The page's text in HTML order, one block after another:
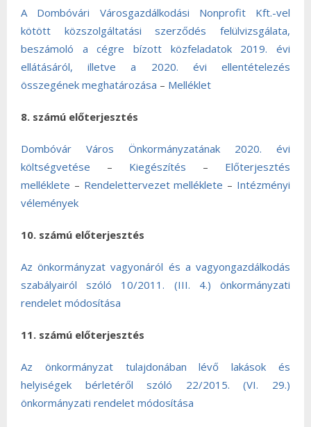
A Dombóvári Városgazdálkodási Nonprofit Kft.-vel
kötött közszolgáltatási szerződés felülvizsgálata,
beszámoló a cégre bízott közfeladatok 2019. évi
ellátásáról, illetve a 2020. évi ellentételezés
összegének meghatározása – Melléklet
8. számú előterjesztés
Dombóvár Város Önkormányzatának 2020. évi
költségvetése – Kiegészítés – Előterjesztés
melléklete – Rendelettervezet melléklete – Intézményi
vélemények
10. számú előterjesztés
Az önkormányzat vagyonáról és a vagyongazdálkodás
szabályairól szóló 10/2011. (III. 4.) önkormányzati
rendelet módosítása
11. számú előterjesztés
Az önkormányzat tulajdonában lévő lakások és
helyiségek bérletéről szóló 22/2015. (VI. 29.)
önkormányzati rendelet módosítása